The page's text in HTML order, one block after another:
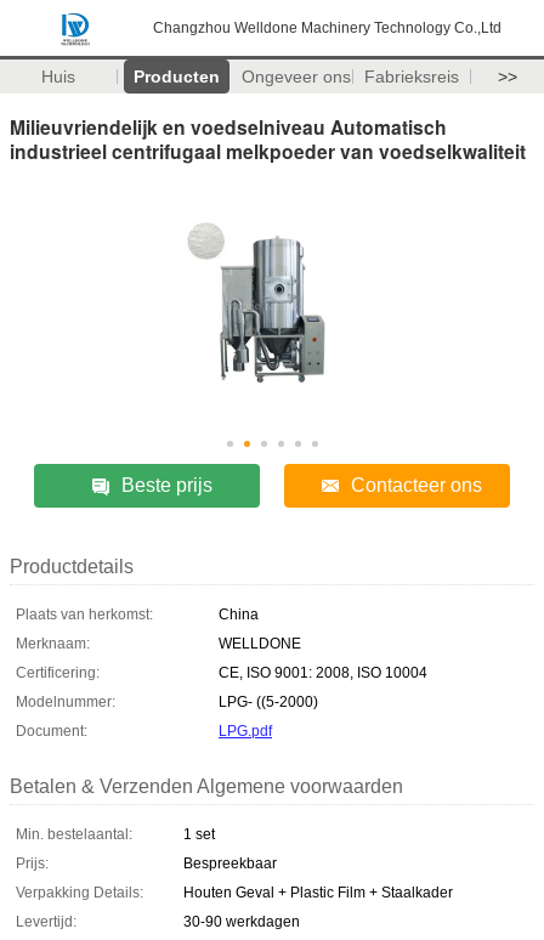
Changzhou Welldone Machinery Technology Co.,Ltd
Huis Producten Ongeveer ons Fabrieksreis >>
Milieuvriendelijk en voedselniveau Automatisch
industrieel centrifugaal melkpoeder van voedselkwaliteit
Beste prijs Contacteer ons
Productdetails
Plaats van herkomst:
China
Merknaam:
WELLDONE
Certificering:
CE, ISO 9001: 2008, ISO 10004
Modelnummer:
LPG- ((5-2000)
Document:
LPG.pdf
Betalen & Verzenden Algemene voorwaarden
Min. bestelaantal:
1 set
Prijs:
Bespreekbaar
Verpakking Details:
Houten Geval + Plastic Film + Staalkader
Levertijd:
30-90 werkdagen